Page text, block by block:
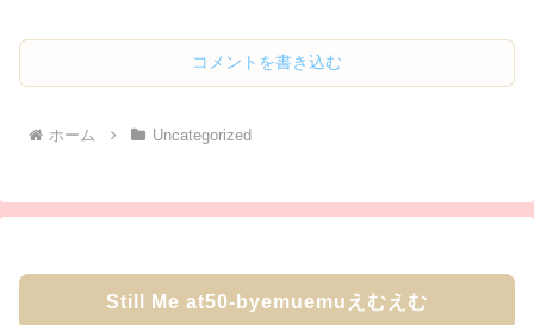
コメントを書き込む
ホーム Uncategorized
Still Me at50-byemuemuえむえむ